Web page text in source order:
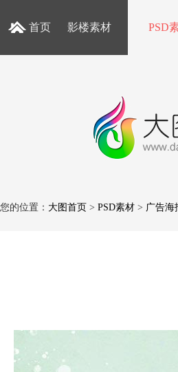
首页 影楼素材 PSD
您的位置： 大图首页 > PSD素材 > 广告海